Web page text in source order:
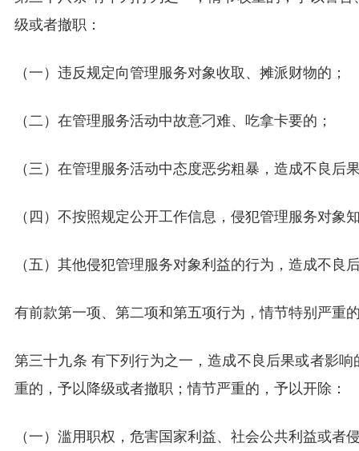
级或者撤职：
（一）违反规定向管理服务对象收取、摊派财物的；
（二）在管理服务活动中故意刁难、吃拿卡要的；
（三）在管理服务活动中态度恶劣粗暴，造成不良后
（四）不按照规定公开工作信息，侵犯管理服务对象
（五）其他侵犯管理服务对象利益的行为，造成不良
有前款第一项、第二项和第五项行为，情节特别严重
第三十九条 有下列行为之一，造成不良后果或者影
重的，予以降级或者撤职；情节严重的，予以开除：
（一）滥用职权，危害国家利益、社会公共利益或者